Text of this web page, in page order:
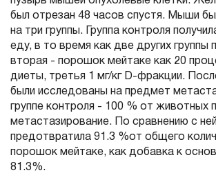
был отрезан 48 часов спустя. Мыши
на три группы. Группа контроля
еду, в то время как две других группы
вторая - порошок мейтаке как 20
диеты, третья 1 мг/кг D-фракции.
были исследованы на предмет
группе контроля - 100 % от животных
метастазирование. По сравнению с
предотвратила 91.3 %от общего
порошок мейтаке, как добавка к
81.3%.